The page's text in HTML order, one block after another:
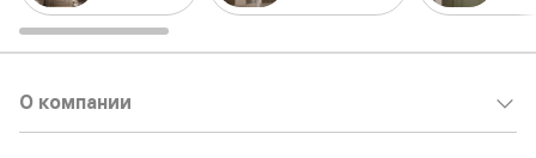
О компании